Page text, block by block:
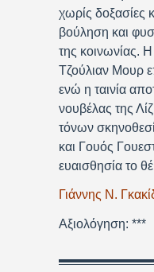
χωρίς δοξασίες
βούληση και
της κοινωνίας. Η
Τζούλιαν Μουρ
ενώ η ταινία
νουβέλας της
τόνων
και Γουός
ευαισθησία το
Γιάννης Ν.
Αξιολόγηση: ***